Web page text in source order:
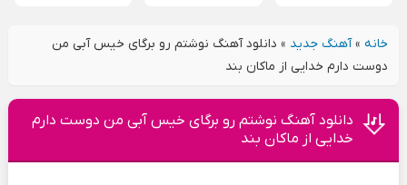
خانه»آهنگ جدید » دانلود آهنگ نوشتم رو برگای خیس آبی من
دوست دارم خدایی از ماکان بند
دانلود آهنگ نوشتم رو برگای خیس آبی من دوست دارم
خدایی از ماکان بند